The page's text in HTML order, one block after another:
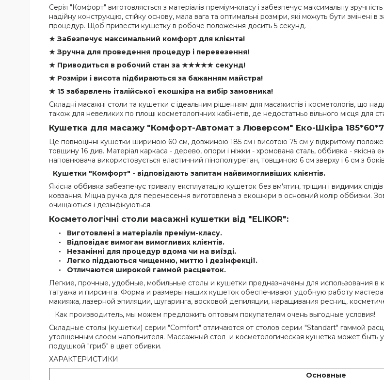
Серія "Комфорт" виготовляється з матеріалів преміум-класу і забезпечує максимальну
надійну конструкцію, стійку основу, мала вага та оптимальні розміри, які можуть бути змінені
процедур. Щоб привести кушетку в робоче положення досить 5 секунд.
★ Забезпечує максимальний комфорт для клієнта!
★ Зручна для проведення процедур і перевезення!
★ Приводиться в робочий стан за ★★★★★ секунд!
★ Розміри і висота підбираються за бажанням майстра!
★ 15 забарвлень італійської екошкіра на вибір замовника!
Складні масажні столи та кушетки є ідеальним рішенням для масажистів і косметологів, що
також для невеликих по площі косметологічних кабінетів, де недостатньо вільного місця для
Кушетка для масажу "Комфорт-Автомат з Люверсом" Еко-Шкіра
Це повноцінні кушетки шириною 60 см, довжиною 185 см і висотою 75 см у відкритому
товщину 16 див. Матеріал каркаса - дерево, опори і ніжки - хромована сталь, оббивка - якісна
наповнювача використовується еластичний пінополіуретан, товщиною 6 см зверху і 6 см з
Кушетки "Комфорт" - відповідають запитам найвимогливіших клієнтів.
Якісна оббивка забезпечує тривалу експлуатацію кушеток без вм'ятин, тріщин і видимих
ковзання. Міцна ручка для перенесення виготовлена з екошкіри в основний колір оббивки.
очищаються і дезінфікуються.
Косметологічні столи масажні кушетки від "ELIKOR":
Виготовлені з матеріалів преміум-класу.
Відповідає вимогам вимогливих клієнтів.
Незамінні для процедур вдома чи на виїзді.
Легко піддаються чищенню, миттю і дезінфекції.
Отличаются широкой гаммой расцветок.
Легкие, прочные, удобные, мобильные столы и кушетки предназначены для использования в
татуажа и пирсинга. Форма и размеры наших кушеток обеспечивают удобную работу
макияжа, лазерной эпиляции, шугаринга, восковой депиляции, наращивания ресниц,
Как производитель, мы можем предложить оптовым покупателям очень выгодные условия!
Складные столы (кушетки) серии "Comfort" отличаются от столов серии "Standart" гаммой
утолщенным слоем наполнителя. Массажный стол и косметологическая кушетка может быть
подушкой "гриб" в цвет обивки.
ХАРАКТЕРИСТИКИ
Основные